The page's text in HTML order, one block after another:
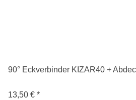
90° Eckverbinder KIZAR40 +
13,50 € *